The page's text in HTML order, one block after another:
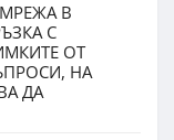
В
С
ОТ
НА
ДА